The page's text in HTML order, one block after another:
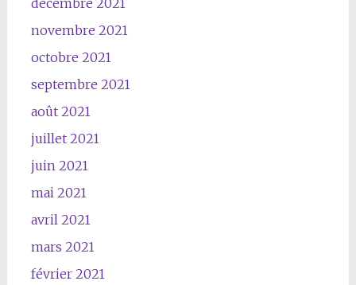
novembre 2021
octobre 2021
septembre 2021
août 2021
juillet 2021
juin 2021
mai 2021
avril 2021
mars 2021
février 2021